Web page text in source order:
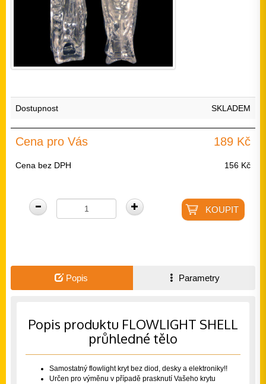
Dostupnost SKLADEM
Cena pro Vás 189 Kč
Cena bez DPH 156 Kč
Popis Parametry
Popis produktu FLOWLIGHT SHELL
průhledné tělo
Samostatný flowlight kryt bez diod, desky a elektroniky!!
Určen pro výměnu v případě prasknutí Vašeho krytu